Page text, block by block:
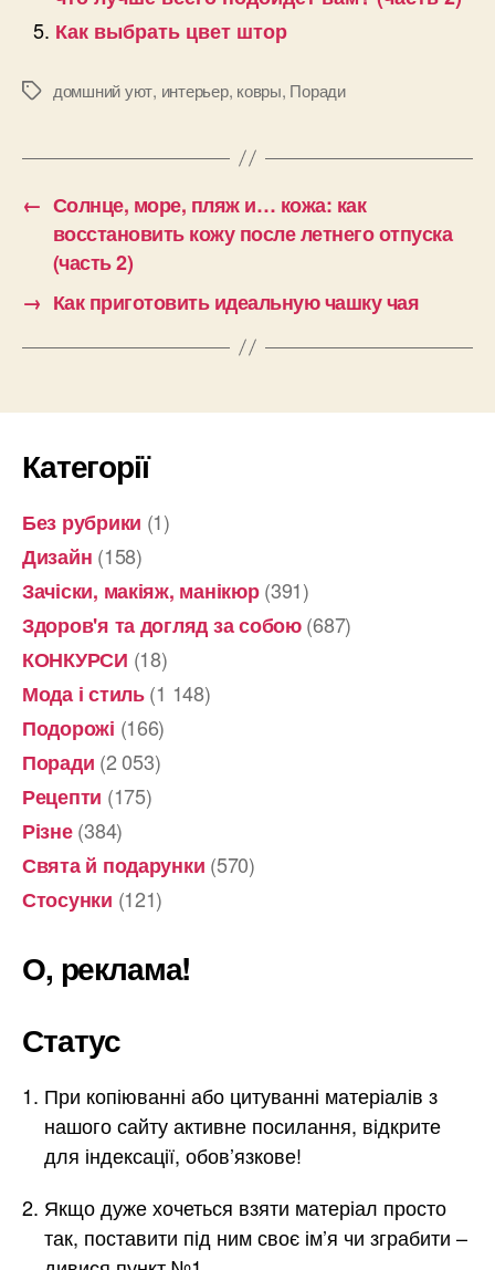
Как выбрать цвет штор
Позначкидомшний уют, интерьер, ковры, Поради
← Солнце, море, пляж и… кожа: как
восстановить кожу после летнего отпуска
(часть 2)
→ Как приготовить идеальную чашку чая
Категорії
Без рубрики (1)
Дизайн (158)
Зачіски, макіяж, манікюр(391)
Здоров'я та догляд за собою(687)
КОНКУРСИ (18)
Мода і стиль(1 148)
Подорожі (166)
Поради (2 053)
Рецепти (175)
Різне(384)
Свята й подарунки (570)
Стосунки (121)
О, реклама!
Статус
При копіюванні або цитуванні матеріалів з
нашого сайту активне посилання, відкрите
для індексації, обов’язкове!
Якщо дуже хочеться взяти матеріал просто
так, поставити під ним своє ім’я чи зграбити –